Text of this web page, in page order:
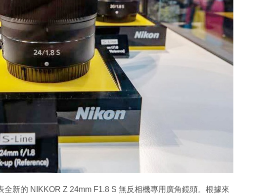
新的 NIKKOR Z 24mm F1.8 S 無反相機專用廣角鏡頭。根據來